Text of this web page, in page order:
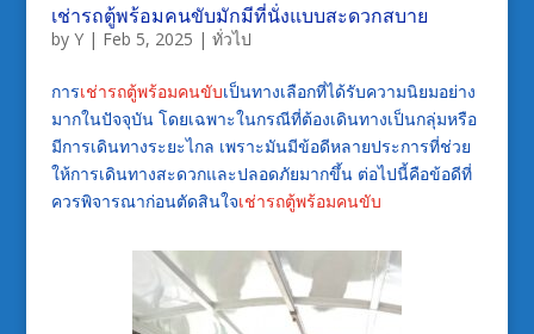
เช่ารถตู้พร้อมคนขับมักมีที่นั่งแบบสะดวกสบาย
by Y| Feb 5, 2025 | ทั่วไป
การเช่ารถตู้พร้อมคนขับเป็นทางเลือกที่ได้รับความนิยมอย่าง
มากในปัจจุบัน โดยเฉพาะในกรณีที่ต้องเดินทางเป็นกลุ่มหรือ
มีการเดินทางระยะไกล เพราะมันมีข้อดีหลายประการที่ช่วย
ให้การเดินทางสะดวกและปลอดภัยมากขึ้น ต่อไปนี้คือข้อดีที่
ควรพิจารณาก่อนตัดสินใจเช่ารถตู้พร้อมคนขับ